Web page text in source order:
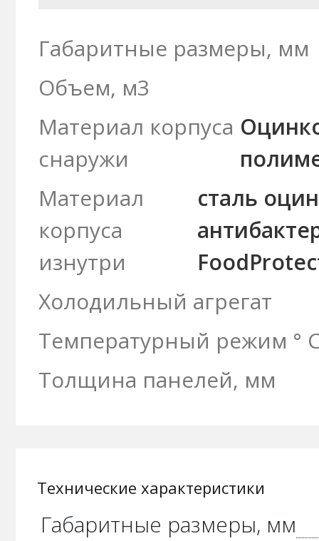
Габаритные размеры, мм
Объем, м3
Материал корпуса
снаружи
Материал
корпуса
изнутри
сталь
Холодильный агрегат
Температурный режим °
Толщина панелей, мм
Технические характеристики
Габаритные размеры, мм